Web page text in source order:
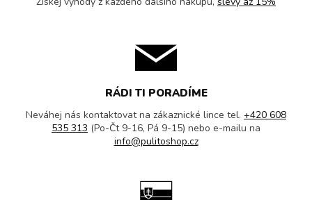
RÁDI TI PORADÍME
Neváhej nás kontaktovat na zákaznické lince tel. +420 608
535 313 (Po-Čt 9-16, Pá 9-15) nebo e-mailu na
info@pulitoshop.cz